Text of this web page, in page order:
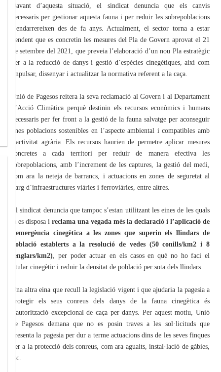
Davant d’aquesta situació, el sindicat denuncia que els canvis
necessaris per gestionar aquesta fauna i per reduir les sobrepoblacions
s’endarrereixen des de fa anys. Actualment, el sector torna a estar
pendent que es concretin les mesures del Pla de Govern aprovat el 21
de setembre del 2021, que preveia l’elaboració d’un nou Pla estratègic
per a la reducció de danys i gestió d’espècies cinegètiques, així com
impulsar, dissenyar i actualitzar la normativa referent a la caça.
Unió de Pagesos reitera la seva reclamació al Govern i al Departament
d’Acció Climàtica perquè destinin els recursos econòmics i humans
necessaris per fer front a la gestió de la fauna salvatge per aconseguir
unes poblacions sostenibles en l’aspecte ambiental i compatibles amb
l’activitat agrària. Els recursos haurien de permetre aplicar mesures
concretes a cada territori per reduir de manera efectiva les
sobrepoblacions, amb l’increment de les captures, la gestió del medi,
com ara la neteja de barrancs, i actuacions en zones de seguretat al
llarg d’infraestructures viàries i ferroviàries, entre altres.
El sindicat denuncia que tampoc s’estan utilitzant les eines de les quals
ja es disposa i reclama una vegada més la declaració i l’aplicació de
l’emergència cinegètica a les zones que superin els llindars de
població establerts a la resolució de vedes (50 conills/km2 i 8
senglars/km2), per poder actuar en els casos en què no ho faci el
titular cinegètic i reduir la densitat de població per sota dels llindars.
Una altra eina que recull la legislació vigent i que ajudaria la pagesia a
protegir els seus conreus dels danys de la fauna cinegètica és
l’autorització excepcional de caça per danys. Per aquest motiu, Unió
de Pagesos demana que no es posin traves a les sol·licituds que
presenta la pagesia per dur a terme actuacions dins de les seves finques
per a la protecció dels conreus, com ara aguaits, instal·lació de gàbies,
etc.